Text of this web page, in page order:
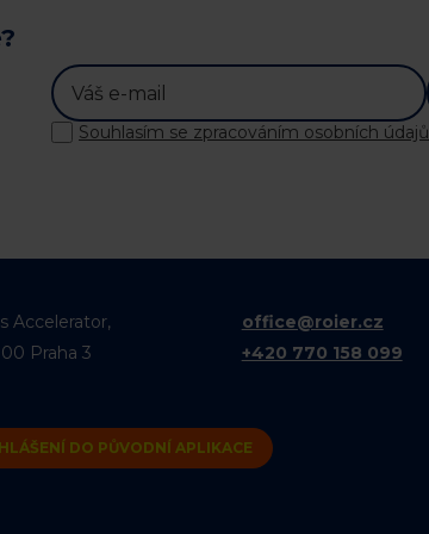
Souhlasím se zpracováním osobních údajů
Accelerator,
Praha 3
office@roier.cz
+420 770 158 099
DO PŮVODNÍ APLIKACE